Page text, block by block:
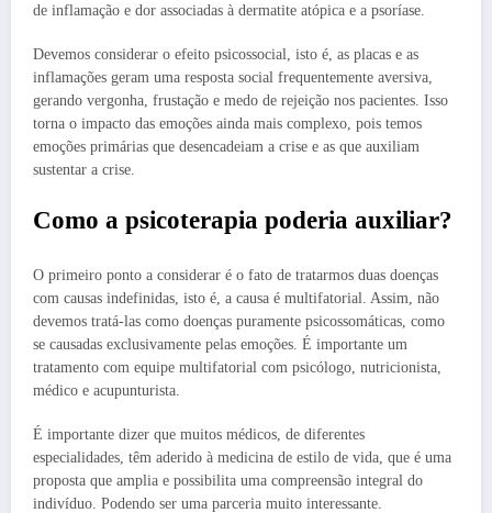
de inflamação e dor associadas à dermatite atópica e a psoríase.
Devemos considerar o efeito psicossocial, isto é, as placas e as
inflamações geram uma resposta social frequentemente aversiva,
gerando vergonha, frustação e medo de rejeição nos pacientes. Isso
torna o impacto das emoções ainda mais complexo, pois temos
emoções primárias que desencadeiam a crise e as que auxiliam
sustentar a crise.
Como a psicoterapia poderia auxiliar?
O primeiro ponto a considerar é o fato de tratarmos duas doenças
com causas indefinidas, isto é, a causa é multifatorial. Assim, não
devemos tratá-las como doenças puramente psicossomáticas, como
se causadas exclusivamente pelas emoções. É importante um
tratamento com equipe multifatorial com psicólogo, nutricionista,
médico e acupunturista.
É importante dizer que muitos médicos, de diferentes
especialidades, têm aderido à medicina de estilo de vida, que é uma
proposta que amplia e possibilita uma compreensão integral do
indivíduo. Podendo ser uma parceria muito interessante.